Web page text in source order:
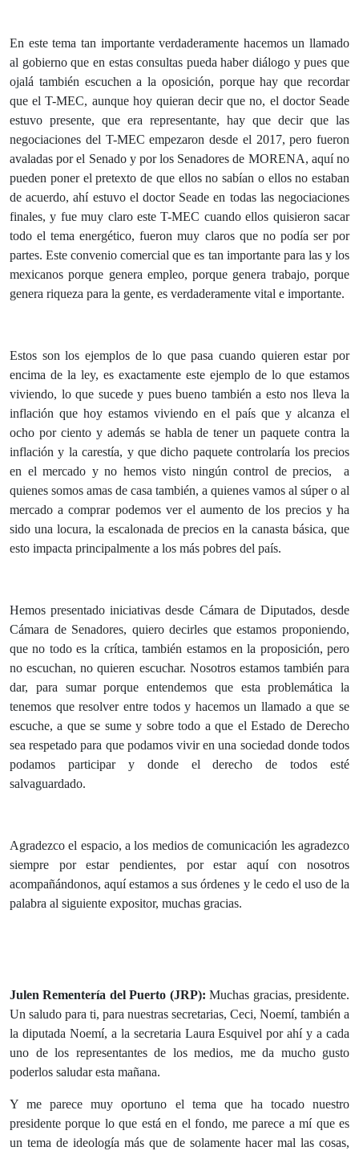
En este tema tan importante verdaderamente hacemos un llamado
al gobierno que en estas consultas pueda haber diálogo y pues que
ojalá también escuchen a la oposición, porque hay que recordar
que el T-MEC, aunque hoy quieran decir que no, el doctor Seade
estuvo presente, que era representante, hay que decir que las
negociaciones del T-MEC empezaron desde el 2017, pero fueron
avaladas por el Senado y por los Senadores de MORENA, aquí no
pueden poner el pretexto de que ellos no sabían o ellos no estaban
de acuerdo, ahí estuvo el doctor Seade en todas las negociaciones
finales, y fue muy claro este T-MEC cuando ellos quisieron sacar
todo el tema energético, fueron muy claros que no podía ser por
partes. Este convenio comercial que es tan importante para las y los
mexicanos porque genera empleo, porque genera trabajo, porque
genera riqueza para la gente, es verdaderamente vital e importante.
Estos son los ejemplos de lo que pasa cuando quieren estar por
encima de la ley, es exactamente este ejemplo de lo que estamos
viviendo, lo que sucede y pues bueno también a esto nos lleva la
inflación que hoy estamos viviendo en el país que y alcanza el
ocho por ciento y además se habla de tener un paquete contra la
inflación y la carestía, y que dicho paquete controlaría los precios
en el mercado y no hemos visto ningún control de precios, a
quienes somos amas de casa también, a quienes vamos al súper o al
mercado a comprar podemos ver el aumento de los precios y ha
sido una locura, la escalonada de precios en la canasta básica, que
esto impacta principalmente a los más pobres del país.
Hemos presentado iniciativas desde Cámara de Diputados, desde
Cámara de Senadores, quiero decirles que estamos proponiendo,
que no todo es la crítica, también estamos en la proposición, pero
no escuchan, no quieren escuchar. Nosotros estamos también para
dar, para sumar porque entendemos que esta problemática la
tenemos que resolver entre todos y hacemos un llamado a que se
escuche, a que se sume y sobre todo a que el Estado de Derecho
sea respetado para que podamos vivir en una sociedad donde todos
podamos participar y donde el derecho de todos esté
salvaguardado.
Agradezco el espacio, a los medios de comunicación les agradezco
siempre por estar pendientes, por estar aquí con nosotros
acompañándonos, aquí estamos a sus órdenes y le cedo el uso de la
palabra al siguiente expositor, muchas gracias.
Julen Rementería del Puerto (JRP): Muchas gracias, presidente.
Un saludo para ti, para nuestras secretarias, Ceci, Noemí, también a
la diputada Noemí, a la secretaria Laura Esquivel por ahí y a cada
uno de los representantes de los medios, me da mucho gusto
poderlos saludar esta mañana.
Y me parece muy oportuno el tema que ha tocado nuestro
presidente porque lo que está en el fondo, me parece a mí que es
un tema de ideología más que de solamente hacer mal las cosas,